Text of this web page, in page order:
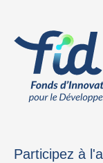
Participez à